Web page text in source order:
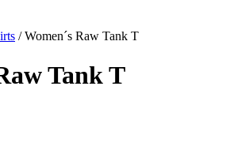
/ Women´s Raw Tank T
Tank T